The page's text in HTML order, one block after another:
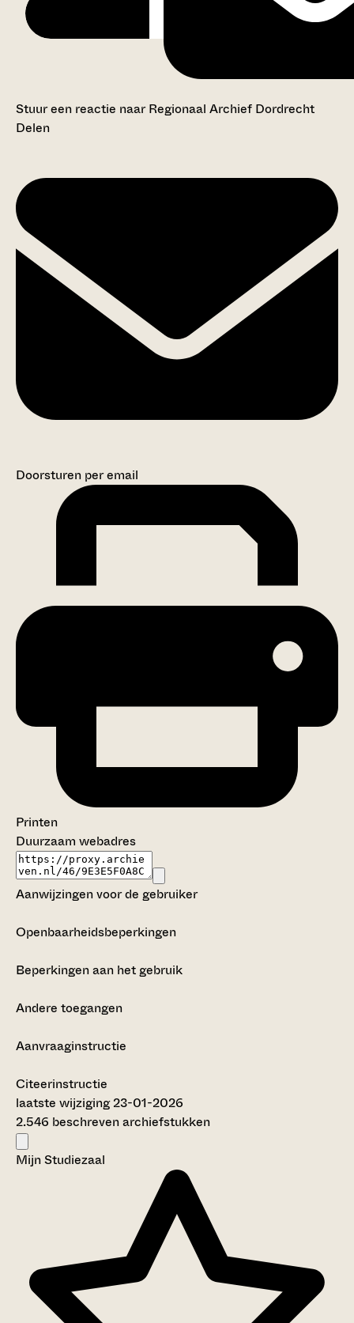
Stuur een reactie naar Regionaal Archief Dordrecht
Delen
Doorsturen per email
Printen
Duurzaam webadres
Aanwijzingen voor de gebruiker
Openbaarheidsbeperkingen
Beperkingen aan het gebruik
Andere toegangen
Aanvraaginstructie
Citeerinstructie
laatste wijziging 23-01-2026
2.546 beschreven archiefstukken
Mijn Studiezaal